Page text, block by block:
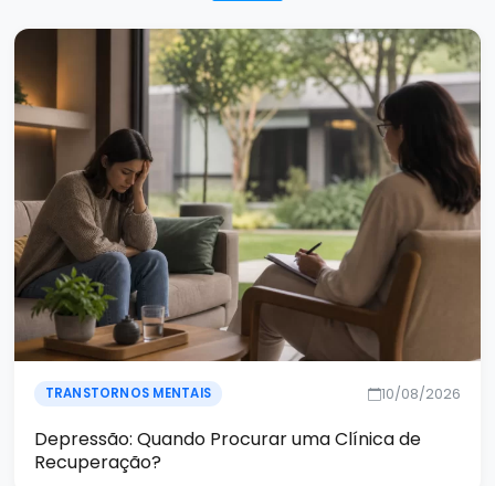
TRANSTORNOS MENTAIS 10/08/2026
Depressão: Quando Procurar uma Clínica de
Recuperação?